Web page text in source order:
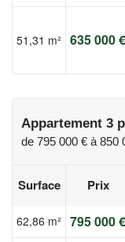
51,31 m² 635 000 €
Appartement 3
de 795 000 € à 850
Surface Prix
62,86 m² 795 000 €